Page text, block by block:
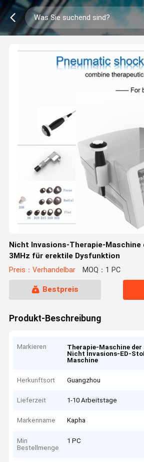
Nicht Invasions-Therapie-Maschine
3MHz für erektile Dysfunktion
Preis：Verhandelbar MOQ：1 PC
Bestpreis
Produkt-Beschreibung
Markieren Therapie-Maschine
Nicht Invasions-ED-
Maschine
Herkunftsort Guangzhou
Lieferzeit 1-10 Arbeitstage
Markenname Kapha
Min
Bestellmenge
1 PC